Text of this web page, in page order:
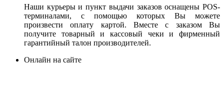
Наши курьеры и пункт выдачи заказов оснащены POS-
терминалами, с помощью которых Вы можете
произвести оплату картой. Вместе с заказом Вы
получите товарный и кассовый чеки и фирменный
гарантийный талон производителей.
Онлайн на сайте